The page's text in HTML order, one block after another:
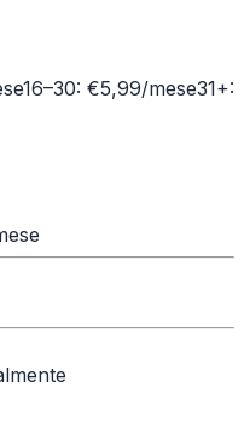
16–30: €5,99/mese31+: